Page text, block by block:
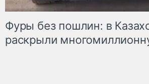
Фуры без пошлин: в
раскрыли